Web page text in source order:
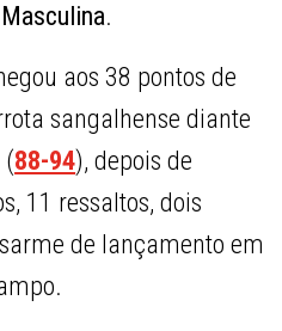
.
aos 38 pontos de
sangalhense diante
(88-94), depois de
11 ressaltos, dois
de lançamento em